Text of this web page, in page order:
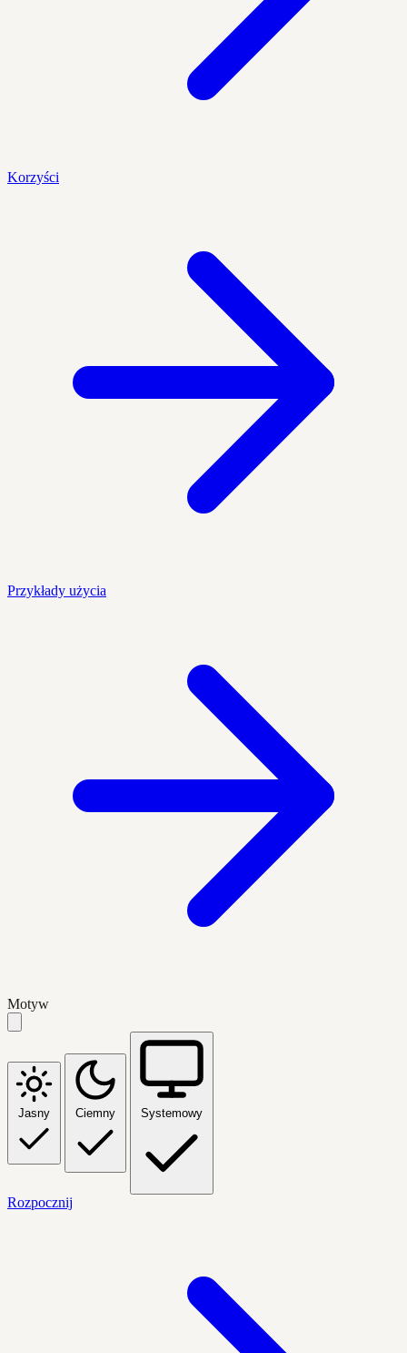
Korzyści
Przykłady użycia
Motyw
Jasny Ciemny Systemowy
Rozpocznij